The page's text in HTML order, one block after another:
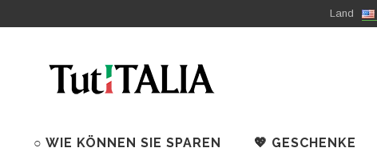
Land
○ WIE KÖNNEN SIE SPAREN 💖 GESCHENKE